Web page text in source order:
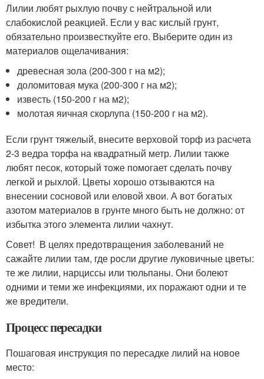
Лилии любят рыхлую почву с нейтральной или
слабокислой реакцией. Если у вас кислый грунт,
обязательно произвесткуйте его. Выберите один из
материалов ощелачивания:
древесная зола (200-300 г на м2);
доломитовая мука (200-300 г на м2);
известь (150-200 г на м2);
молотая яичная скорлупа (150-200 г на м2).
Если грунт тяжелый, внесите верховой торф из расчета
2-3 ведра торфа на квадратный метр. Лилии также
любят песок, который тоже помогает сделать почву
легкой и рыхлой. Цветы хорошо отзываются на
внесении сосновой или еловой хвои. А вот богатых
азотом материалов в грунте много быть не должно: от
избытка этого элемента лилии чахнут.
Совет! В целях предотвращения заболеваний не
сажайте лилии там, где росли другие луковичные цветы:
те же лилии, нарциссы или тюльпаны. Они болеют
одними и теми же инфекциями, их поражают одни и те
же вредители.
Процесс пересадки
Пошаговая инструкция по пересадке лилий на новое
место: